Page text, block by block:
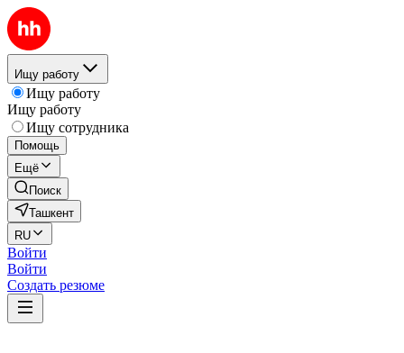
Ищу работу
Ищу работу
Ищу работу
Ищу сотрудника
Помощь
Ещё
Поиск
Ташкент
RU
Войти
Войти
Создать резюме